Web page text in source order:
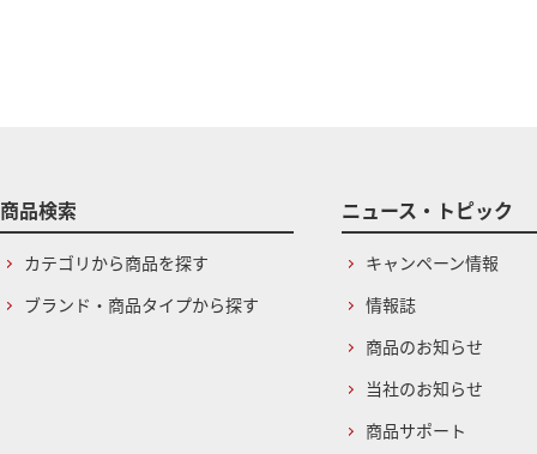
商品検索
カテゴリから商品を探す
ブランド・商品タイプから探す
ニュース・トピック
キャンペーン情報
情報誌
商品のお知らせ
当社のお知らせ
商品サポート